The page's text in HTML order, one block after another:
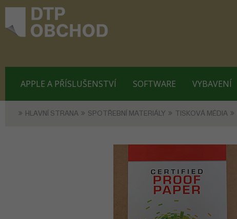
APPLE A PŘÍSLUŠENSTVÍ SOFTWARE VYBAVENÍ
HLAVNÍ STRANA SPOTŘEBNÍ MATERIÁLY TISKOVÁ MÉDIA